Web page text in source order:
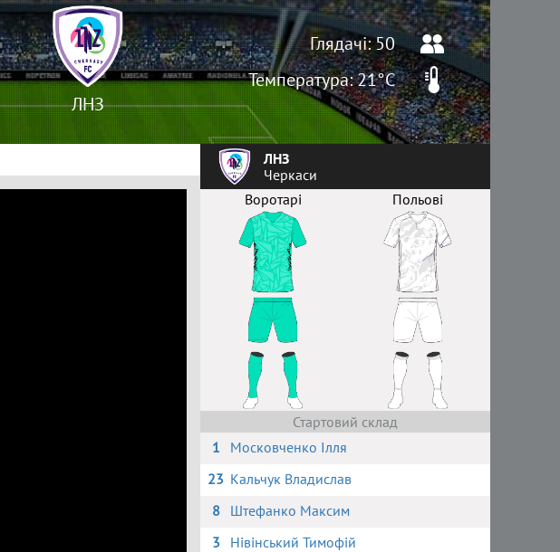
Чорноморець Шахтар
ЛНЗ
Глядачі: 50
Температура: 21°C
ЛНЗ
Черкаси
Воротарі
Польові
Стартовий склад
1
Московченко Ілля
23 Кальчук Владислав
8
Штефанко Максим
3
Нівінський Тимофій